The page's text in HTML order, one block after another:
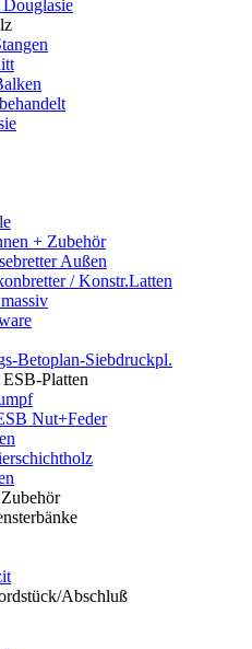
+ Zubehör
Außen
/ Konstr.Latten
Betoplan-Siebdruckpl.
Platten
Nut+Feder
Abschluß